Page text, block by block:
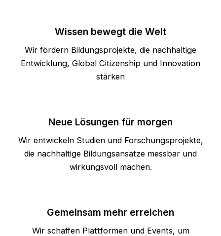
Wissen bewegt die Welt
Wir fördern Bildungsprojekte, die nachhaltige
Entwicklung, Global Citizenship und Innovation
stärken
Neue Lösungen für morgen
Wir entwickeln Studien und Forschungsprojekte,
die nachhaltige Bildungsansätze messbar und
wirkungsvoll machen.
Gemeinsam mehr erreichen
Wir schaffen Plattformen und Events, um